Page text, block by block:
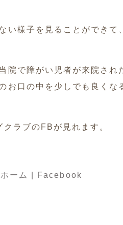
い様子を見ることができて
院で障がい児者が来院され
お口の中を少しでも良くな
ラブのFBが見れます。
ーム | Facebook